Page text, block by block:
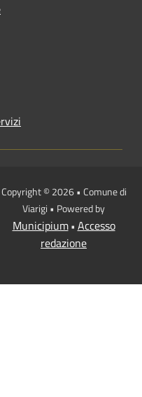
Copyright © 2026 • Comune di
Viarigi • Powered by
Municipium• Accesso
redazione